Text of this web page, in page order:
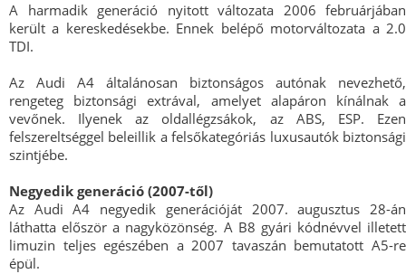
A harmadik generáció nyitott változata 2006 februárjában
került a kereskedésekbe. Ennek belépő motorváltozata a 2.0
TDI.
Az Audi A4 általánosan biztonságos autónak nevezhető,
rengeteg biztonsági extrával, amelyet alapáron kínálnak a
vevőnek. Ilyenek az oldallégzsákok, az ABS, ESP. Ezen
felszereltséggel beleillik a felsőkategóriás luxusautók biztonsági
szintjébe.
Negyedik generáció (2007-től)
Az Audi A4 negyedik generációját 2007. augusztus 28-án
láthatta először a nagyközönség. A B8 gyári kódnévvel illetett
limuzin teljes egészében a 2007 tavaszán bemutatott A5-re
épül.